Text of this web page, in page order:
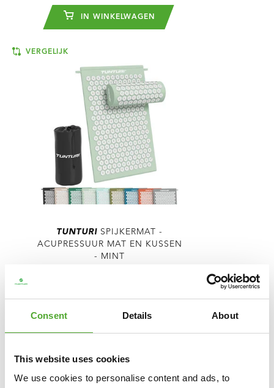
Consent Details About
This website uses cookies
We use cookies to personalise content and ads, to
IN WINKELWAGEN
VERGELIJK
TUNTURI SPIJKERMAT -
ACUPRESSUUR MAT EN KUSSEN
- MINT